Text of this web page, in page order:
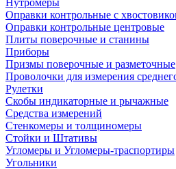
Нутромеры
Оправки контрольные с
Оправки контрольные центровые
Плиты поверочные и станины
Приборы
Призмы поверочные и разметочные
Проволочки для измерения
Рулетки
Скобы индикаторные и рычажные
Средства измерений
Стенкомеры и толщиномеры
Стойки и Штативы
Угломеры и Угломеры-траспортиры
Угольники